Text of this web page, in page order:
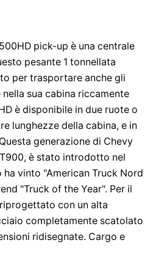
pick-up è una centrale
pesante 1 tonnellata
per trasportare anche gli
sua cabina riccamente
è disponibile in due ruote o
lunghezze della cabina, e in
generazione di Chevy
è stato introdotto nel
vinto "American Truck Nord
"Truck of the Year". Per il
con un alta
completamente scatolato
ridisegnate. Cargo e